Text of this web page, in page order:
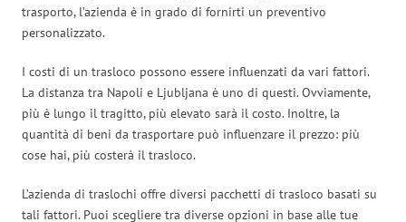
trasporto, l’azienda è in grado di fornirti un preventivo
personalizzato.
I costi di un trasloco possono essere influenzati da vari fattori.
La distanza tra Napoli e Ljubljana è uno di questi. Ovviamente,
più è lungo il tragitto, più elevato sarà il costo. Inoltre, la
quantità di beni da trasportare può influenzare il prezzo: più
cose hai, più costerà il trasloco.
L’azienda di traslochi offre diversi pacchetti di trasloco basati su
tali fattori. Puoi scegliere tra diverse opzioni in base alle tue